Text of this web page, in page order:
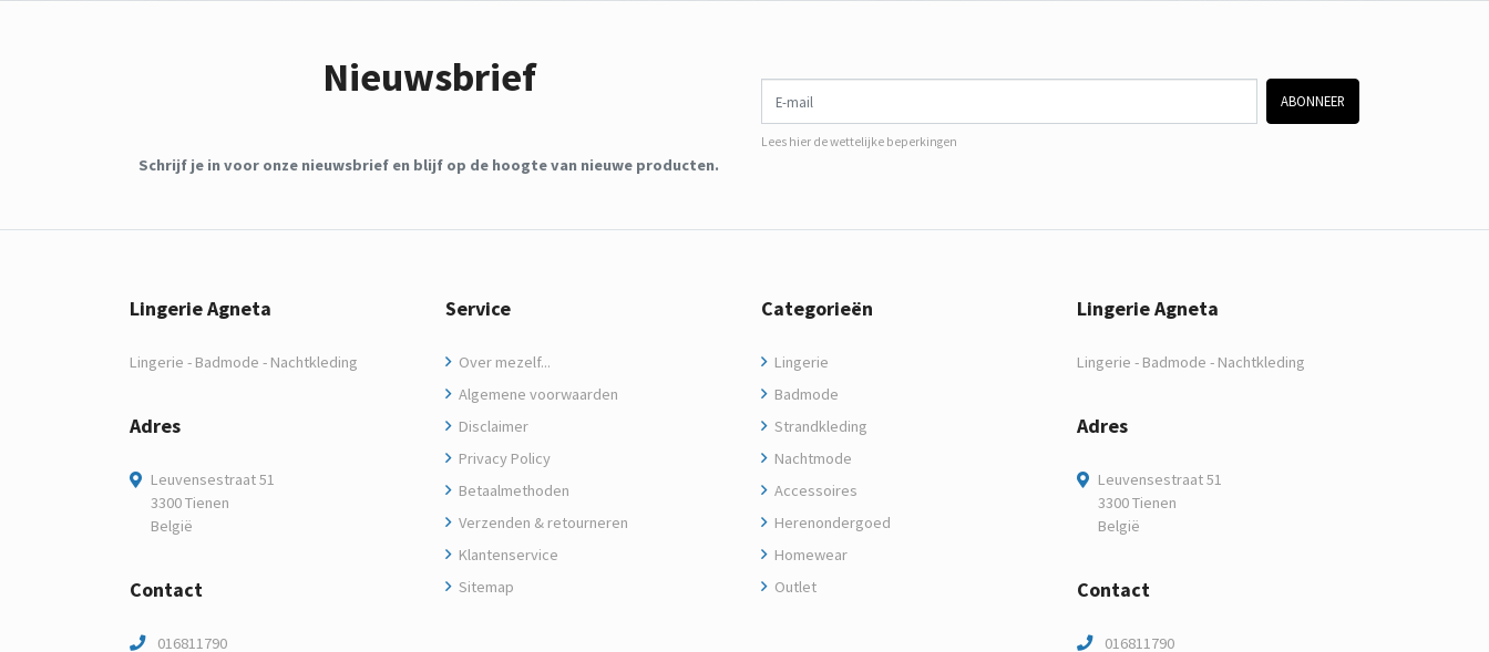
Nieuwsbrief
Schrijf je in voor onze nieuwsbrief en blijf op de hoogte van nieuwe producten.
E-mail
ABONNEER
Lees hier de wettelijke beperkingen
Lingerie Agneta
Lingerie - Badmode - Nachtkleding
Adres
Leuvensestraat 51
3300 Tienen
België
Contact
016811790
Service
Over mezelf...
Algemene voorwaarden
Disclaimer
Privacy Policy
Betaalmethoden
Verzenden & retourneren
Klantenservice
Sitemap
Categorieën
Lingerie
Badmode
Strandkleding
Nachtmode
Accessoires
Herenondergoed
Homewear
Outlet
Lingerie Agneta
Lingerie - Badmode - Nachtkleding
Adres
Leuvensestraat 51
3300 Tienen
België
Contact
016811790